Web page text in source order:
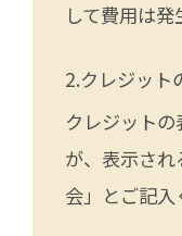
して費用は発
クレジット
クレジット
が、表示さ
会」とご記入